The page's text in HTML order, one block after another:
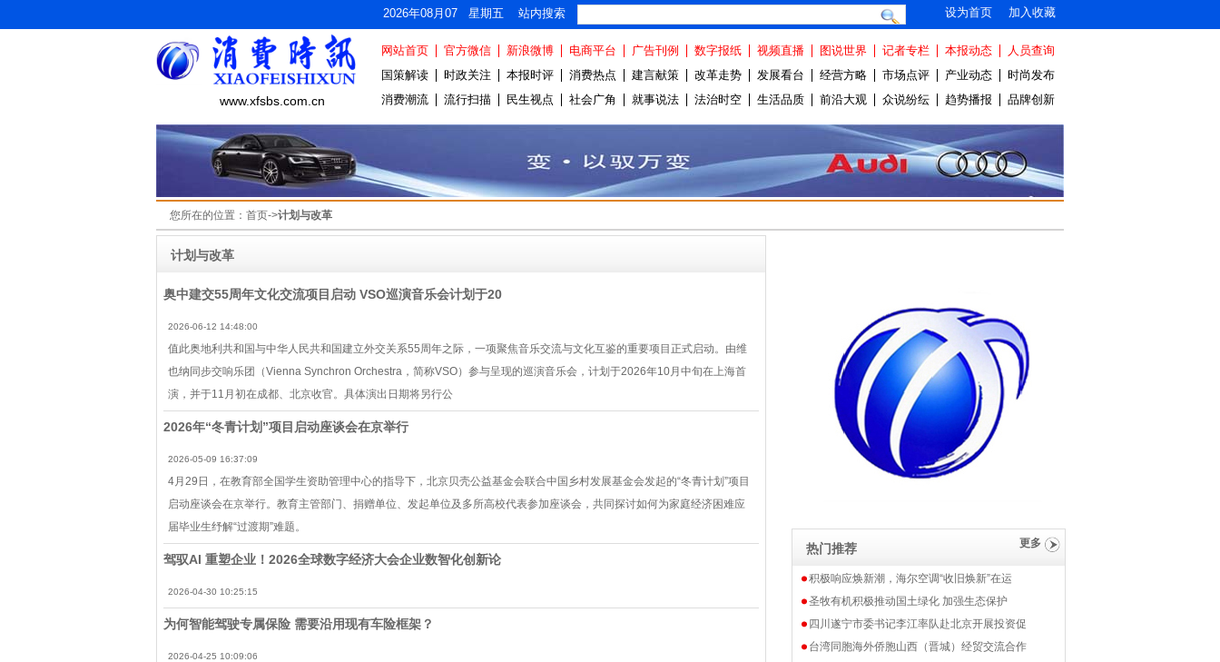
2026年08月07 星期五 站内搜索 加入收藏
设为首页
www.xfsbs.com.cn
网站首页 官方微信 新浪微博 电商平台 广告刊例 数字报纸 视频直播 图说世界 记者专栏 本报动态
人员查询
国策解读
时政关注 本报时评 消费热点 建言献策 改革走势 发展看台 经营方略 市场点评 产业动态
时尚发布
消费潮流
流行扫描 民生视点 社会广角 就事说法 法治时空 生活品质 前沿大观 众说纷纭 趋势播报 品牌创新
您所在的位置： 首页->计划与改革
计划与改革
奥中建交55周年文化交流项目启动 VSO巡演音乐会计划于20
2026-06-12 14:48:00
值此奥地利共和国与中华人民共和国建立外交关系55周年之际，一项聚焦音乐交流与文化互鉴的重要项目正式启动。由维
也纳同步交响乐团（Vienna Synchron Orchestra，简称VSO）参与呈现的巡演音乐会，计划于2026年10月中旬在上海首
演，并于11月初在成都、北京收官。具体演出日期将另行公
2026年“冬青计划”项目启动座谈会在京举行
2026-05-09 16:37:09
4月29日，在教育部全国学生资助管理中心的指导下，北京贝壳公益基金会联合中国乡村发展基金会发起的“冬青计划”项目
启动座谈会在京举行。教育主管部门、捐赠单位、发起单位及多所高校代表参加座谈会，共同探讨如何为家庭经济困难应
届毕业生纾解“过渡期”难题。
驾驭AI 重塑企业！2026全球数字经济大会企业数智化创新论
2026-04-30 10:25:15
为何智能驾驶专属保险 需要沿用现有车险框架？
2026-04-25 10:09:06
热门推荐 更多
积极响应焕新潮，海尔空调“收旧焕新”在运
圣牧有机积极推动国土绿化 加强生态保护
四川遂宁市委书记李江率队赴北京开展投资促
台湾同胞海外侨胞山西（晋城）经贸交流合作